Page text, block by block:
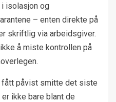
isolasjon og
– enten direkte på
skriftlig via arbeidsgiver.
å miste kontrollen på
fått påvist smitte det siste
ikke bare blant de